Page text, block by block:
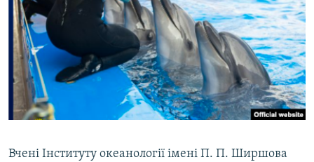
СПЕЦПРОЕКТИ
ДЕПОРТАЦІЯ
ВІДЕОУРОКИ «ELIFBE»
СВІДЧЕННЯ ОКУПАЦІЇ
УКРАЇНСЬКА ПРОБЛЕМА КРИМУ
ЯК ОБІЙТИ БЛОКУВАННЯ
Русский
Qırımtatar
Вчені Інституту океанології імені П. П. Ширшова